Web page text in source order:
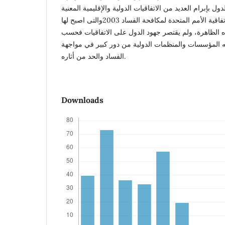
بإبرام العديد من الاتفاقيات الدولية والإقليمية المعنية
بمواجهة الفساد ولعل ابرزها اتفاقية الأمم المتحدة لمكافحة الفساد 2003والتى اصبح لها
الظاهرة، ولم يقتصر جهود الدول على الاتفاقيات فحسب
المؤسسات والمنظمات الدولية من دور كبير في مواجهة
الفساد والحد من أثاره.
Downloads